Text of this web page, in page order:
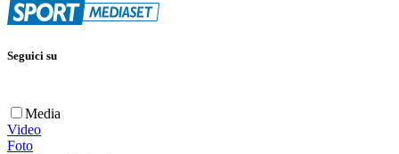
Seguici su
Media
Video
Foto